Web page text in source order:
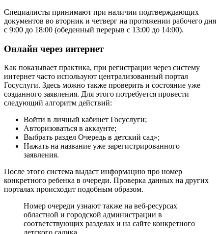
Специалисты принимают при наличии подтверждающих
документов во вторник и четверг на протяжении рабочего дня
с 9:00 до 18:00 (обеденный перерыв с 13:00 до 14:00).
Онлайн через интернет
Как показывает практика, при регистрации через систему
интернет часто используют централизованный портал
Госуслуги. Здесь можно также проверить и состояние уже
созданного заявления. Для этого потребуется провести
следующий алгоритм действий:
Войти в личный кабинет Госуслуги;
Авторизоваться в аккаунте;
Выбрать раздел Очередь в детский сад»;
Нажать на название уже зарегистрированного
заявления.
После этого система выдаст информацию про номер
конкретного ребенка в очереди. Проверка данных на других
порталах происходит подобным образом.
Номер очереди узнают также на веб-ресурсах
областной и городской администрации в
соответствующих разделах и на сайте конкретного